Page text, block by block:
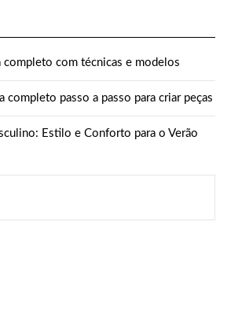
completo com técnicas e modelos
completo passo a passo para criar peças
Estilo e Conforto para o Verão